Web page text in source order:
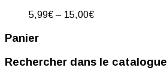
5,99€ – 15,00€
Panier
Rechercher dans le catalogue